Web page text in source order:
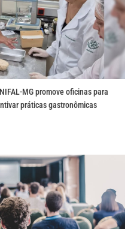
MG promove oficinas para
práticas gastronômicas